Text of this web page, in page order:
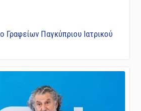
Γραφείων Παγκύπριου Ιατρικού